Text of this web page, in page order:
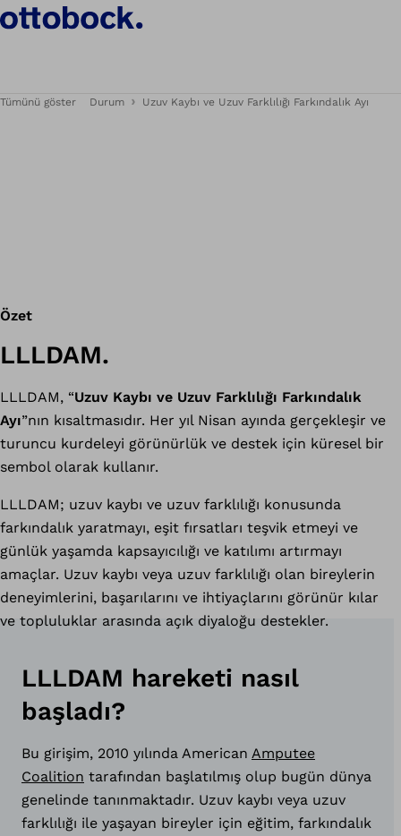
Tümünü göster Durum Uzuv Kaybı ve Uzuv Farklılığı Farkındalık Ayı
Özet
LLLDAM.
LLLDAM, “Uzuv Kaybı ve Uzuv Farklılığı Farkındalık
Ayı”nın kısaltmasıdır. Her yıl Nisan ayında gerçekleşir ve
turuncu kurdeleyi görünürlük ve destek için küresel bir
sembol olarak kullanır.
LLLDAM; uzuv kaybı ve uzuv farklılığı konusunda
farkındalık yaratmayı, eşit fırsatları teşvik etmeyi ve
günlük yaşamda kapsayıcılığı ve katılımı artırmayı
amaçlar. Uzuv kaybı veya uzuv farklılığı olan bireylerin
deneyimlerini, başarılarını ve ihtiyaçlarını görünür kılar
ve topluluklar arasında açık diyaloğu destekler.
LLLDAM hareketi nasıl
başladı?
Bu girişim, 2010 yılında American Amputee
Coalition tarafından başlatılmış olup bugün dünya
genelinde tanınmaktadır. Uzuv kaybı veya uzuv
farklılığı ile yaşayan bireyler için eğitim, farkındalık